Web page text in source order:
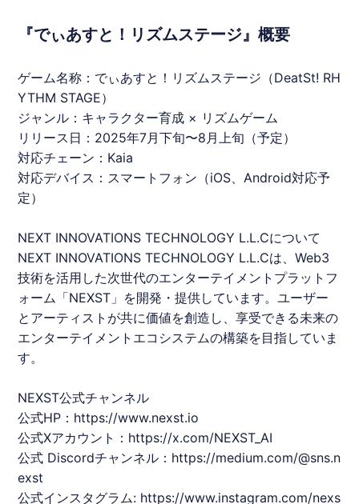
『でぃあすと！リズムステージ』概要
ゲーム名称： でぃあすと！リズムステージ （DeatSt! RH
YTHM STAGE）
ジャンル：キャラクター育成 × リズムゲーム
リリース日：2025年7月下旬〜8月上旬（予定）
対応チェーン：Kaia
対応デバイス：スマートフォン（iOS、Android対応予
定）
NEXT INNOVATIONS TECHNOLOGY L.L.Cについて
NEXT INNOVATIONS TECHNOLOGY L.L.Cは、Web3
技術を活用した次世代のエンターテイメントプラットフ
ォーム「NEXST」を開発・提供しています。ユーザー
とアーティストが共に価値を創造し、享受できる未来の
エンターテイメントエコシステムの構築を目指していま
す。
NEXST公式チャンネル
公式HP： https://www.nexst.io
公式Xアカウント： https://x.com/NEXST_AI
公式 Discordチャンネル： https://medium.com/@sns.n
exst
公式インスタグラム: https://www.instagram.com/nexs